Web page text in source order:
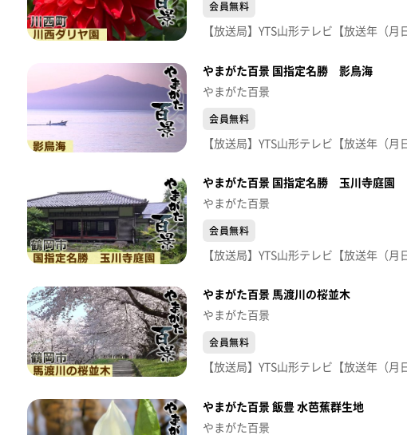
会員無料
やまがた百景 国指定名勝 影鳥海
やまがた百景
会員無料
やまがた百景 国指定名勝 玉川寺庭園
やまがた百景
会員無料
やまがた百景 馬渡川の桜並木
やまがた百景
会員無料
やまがた百景 飯豊 水芭蕉群生地
やまがた百景